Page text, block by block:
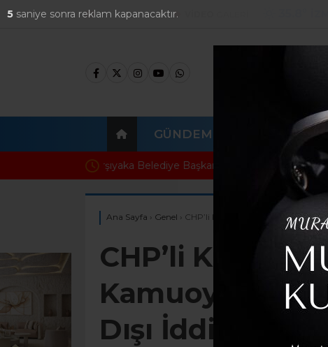
FOTOGALERİ
GÜNDEM EKONOMI
Başkan Denizli’den Çeşme’nin Yerel
Ana Sayfa › Genel › CHP’li Kadim Durmaz’dan
CHP’li Kadim
Kamuoyuna
Dışı İddialar
4saniye sonra reklam kapanacaktır.